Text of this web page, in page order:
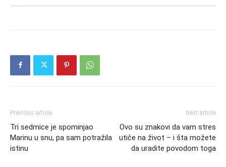
Previous article
Tri sedmice je spominjao
Marinu u snu, pa sam potražila
istinu
Next article
Ovo su znakovi da vam stres
utiče na život – i šta možete
da uradite povodom toga